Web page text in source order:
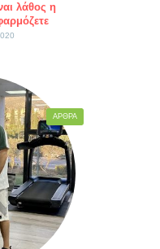
λάθος η
ΆΡΘΡΑ